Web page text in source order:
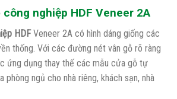
nghiệp HDF Veneer 2A
HDFVeneer 2A có hình dáng giống các
thống. Với các đường nét vân gỗ rõ ràng
ứng dụng thay thế các mẫu cửa gỗ tự
phòng ngủ cho nhà riêng, khách sạn, nhà